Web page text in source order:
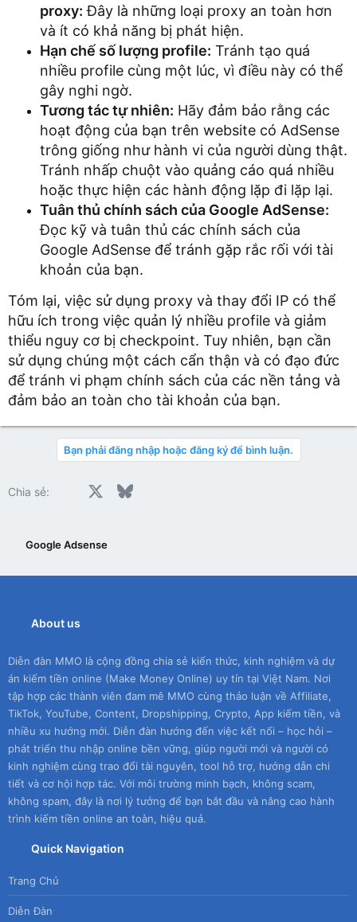
proxy: Đây là những loại proxy an toàn hơn
và ít có khả năng bị phát hiện.
Hạn chế số lượng profile: Tránh tạo quá
nhiều profile cùng một lúc, vì điều này có thể
gây nghi ngờ.
Tương tác tự nhiên: Hãy đảm bảo rằng các
hoạt động của bạn trên website có AdSense
trông giống như hành vi của người dùng thật.
Tránh nhấp chuột vào quảng cáo quá nhiều
hoặc thực hiện các hành động lặp đi lặp lại.
Tuân thủ chính sách của Google AdSense:
Đọc kỹ và tuân thủ các chính sách của
Google AdSense để tránh gặp rắc rối với tài
khoản của bạn.
Tóm lại, việc sử dụng proxy và thay đổi IP có thể
hữu ích trong việc quản lý nhiều profile và giảm
thiểu nguy cơ bị checkpoint. Tuy nhiên, bạn cần
sử dụng chúng một cách cẩn thận và có đạo đức
để tránh vi phạm chính sách của các nền tảng và
đảm bảo an toàn cho tài khoản của bạn.
Bạn phải đăng nhập hoặc đăng ký để bình luận.
Chia sẻ: Facebook Bluesky
Google Adsense
About us
Diễn đàn MMO là cộng đồng chia sẻ kiến thức, kinh nghiệm và dự
án kiếm tiền online (Make Money Online) uy tín tại Việt Nam. Nơi
tập hợp các thành viên đam mê MMO cùng thảo luận về Affiliate,
TikTok, YouTube, Content, Dropshipping, Crypto, App kiếm tiền, và
nhiều xu hướng mới. Diễn đàn hướng đến việc kết nối – học hỏi –
phát triển thu nhập online bền vững, giúp người mới và người có
kinh nghiệm cùng trao đổi tài nguyên, tool hỗ trợ, hướng dẫn chi
tiết và cơ hội hợp tác. Với môi trường minh bạch, không scam,
không spam, đây là nơi lý tưởng để bạn bắt đầu và nâng cao hành
trình kiếm tiền online an toàn, hiệu quả.
Quick Navigation
Trang Chủ
Diễn Đàn